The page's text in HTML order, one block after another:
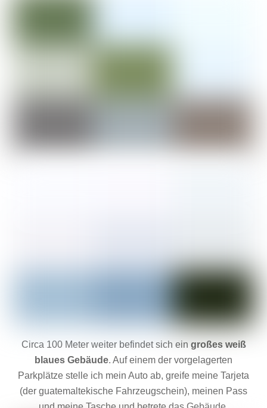
Circa 100 Meter weiter befindet sich ein großes weiß
blaues Gebäude. Auf einem der vorgelagerten
Parkplätze stelle ich mein Auto ab, greife meine Tarjeta
(der guatemaltekische Fahrzeugschein), meinen Pass